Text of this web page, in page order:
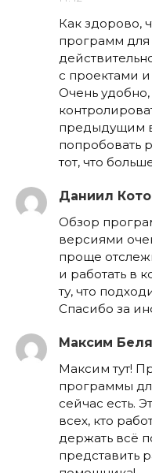
Как здорово,
программ
с проектами
Очень
предыдущим
попробовать
тот, что
Даниил
Обзор
версиями
проще
и работать в
ту, что
Спасибо за
Максим
Максим тут!
программы
сейчас есть.
всех, кто
держать всё
представить